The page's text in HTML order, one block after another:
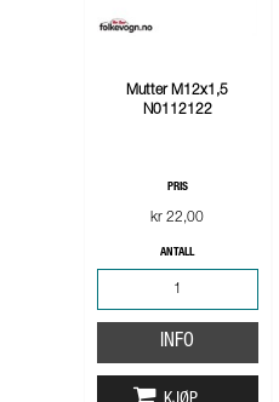
Mutter M12x1,5
N0112122
PRIS
kr 22,00
ANTALL
INFO